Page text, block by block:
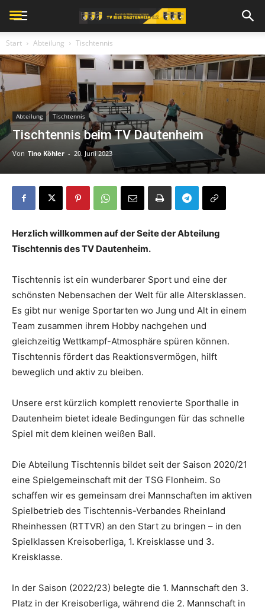
Start Abteilung Tischtennis
Abteilung Tischtennis
Tischtennis beim TV Dautenheim
Von Tino Köhler - 20. Juni 2023
Herzlich willkommen auf der Seite der Abteilung
Tischtennis des TV Dautenheim.
Tischtennis ist ein wunderbarer Sport und eine der
schönsten Nebensachen der Welt für alle Altersklassen.
Es gibt nur wenige Sportarten wo Jung und Alt in einem
Team zusammen ihrem Hobby nachgehen und
gleichzeitig Wettkampf-Atmosphäre spüren können.
Tischtennis fördert das Reaktionsvermögen, hilft
beweglich und aktiv zu bleiben.
Unsere erst kürzlich komplett renovierte Sporthalle in
Dautenheim bietet ideale Bedingungen für das schnelle
Spiel mit dem kleinen weißen Ball.
Die Abteilung Tischtennis bildet seit der Saison 2020/21
eine Spielgemeinschaft mit der TSG Flonheim. So
schaffen wir es gemeinsam drei Mannschaften im aktiven
Spielbetrieb des Tischtennis-Verbandes Rheinland
Rheinhessen (RTTVR) an den Start zu bringen – in den
Spielklassen Kreisoberliga, 1. Kreisklasse und 3.
Kreisklasse.
In der Saison (2022/23) belegte die 1. Mannschaft den 3.
Platz in der Kreisoberliga, während die 2. Mannschaft in